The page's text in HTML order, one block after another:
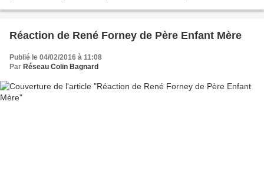
Réaction de René Forney de Père Enfant Mère
Publié le 04/02/2016 à 11:08
Par Réseau Colin Bagnard